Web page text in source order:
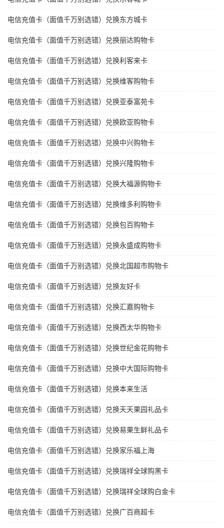
电信充值卡（面值千万别选错）兑换东方城卡
电信充值卡（面值千万别选错）兑换丽达购物卡
电信充值卡（面值千万别选错）兑换利客来卡
电信充值卡（面值千万别选错）兑换维客购物卡
电信充值卡（面值千万别选错）兑换亚泰富苑卡
电信充值卡（面值千万别选错）兑换欧亚购物卡
电信充值卡（面值千万别选错）兑换中兴购物卡
电信充值卡（面值千万别选错）兑换兴隆购物卡
电信充值卡（面值千万别选错）兑换大福源购物卡
电信充值卡（面值千万别选错）兑换维多利购物卡
电信充值卡（面值千万别选错）兑换包百购物卡
电信充值卡（面值千万别选错）兑换永盛成购物卡
电信充值卡（面值千万别选错）兑换北国超市购物卡
电信充值卡（面值千万别选错）兑换友好卡
电信充值卡（面值千万别选错）兑换汇嘉购物卡
电信充值卡（面值千万别选错）兑换西太华购物卡
电信充值卡（面值千万别选错）兑换世纪金花购物卡
电信充值卡（面值千万别选错）兑换中大国际购物卡
电信充值卡（面值千万别选错）兑换本来生活
电信充值卡（面值千万别选错）兑换天天果园礼品卡
电信充值卡（面值千万别选错）兑换易果生鲜礼品卡
电信充值卡（面值千万别选错）兑换家乐福上海
电信充值卡（面值千万别选错）兑换瑞祥全球购黑卡
电信充值卡（面值千万别选错）兑换瑞祥全球购白金卡
电信充值卡（面值千万别选错）兑换广百商超卡